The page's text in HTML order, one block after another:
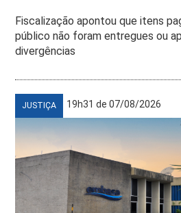
Fiscalização apontou que itens
público não foram entregues ou
divergências
JUSTIÇA 19h31 de 07/08/2026